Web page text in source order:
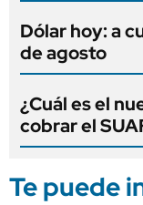
Dólar hoy: a
de agosto
¿Cuál es el
cobrar el
Te puede